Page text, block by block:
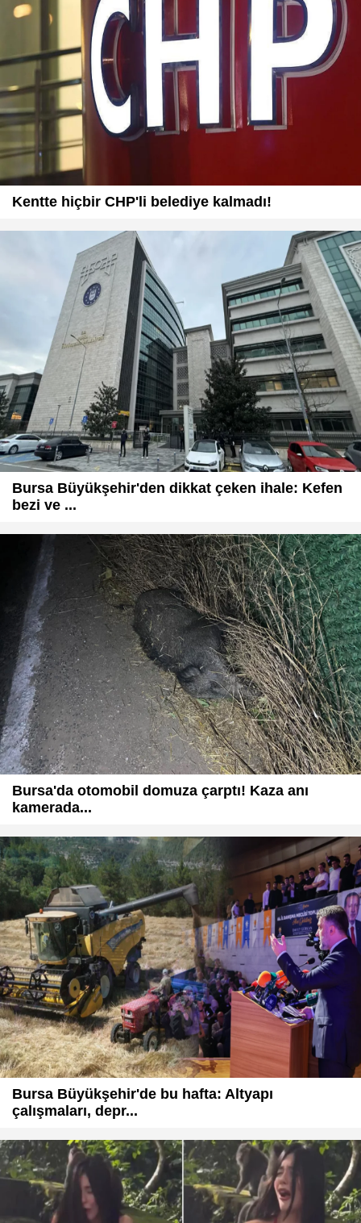
Kentte hiçbir CHP'li belediye kalmadı!
Bursa Büyükşehir'den dikkat çeken ihale: Kefen
bezi ve ...
Bursa'da otomobil domuza çarptı! Kaza anı
kamerada...
Bursa Büyükşehir'de bu hafta: Altyapı
çalışmaları, depr...